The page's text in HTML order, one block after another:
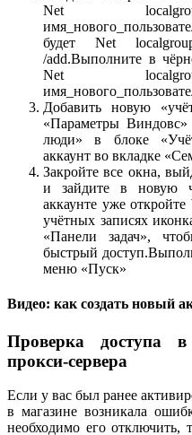
Net
будет Net
/add.Выполните в
Net
Добавить новую
«Параметры
люди» в блоке
аккаунт во вкладке
Закройте все окна,
и зайдите в новую
аккаунте уже
учётных записях
«Панели задач»,
быстрый
меню «Пуск»
Видео: как создать новый
Проверка доступа
прокси-сервера
Если у вас был ранее
в магазине возникала
необходимо его отключить,